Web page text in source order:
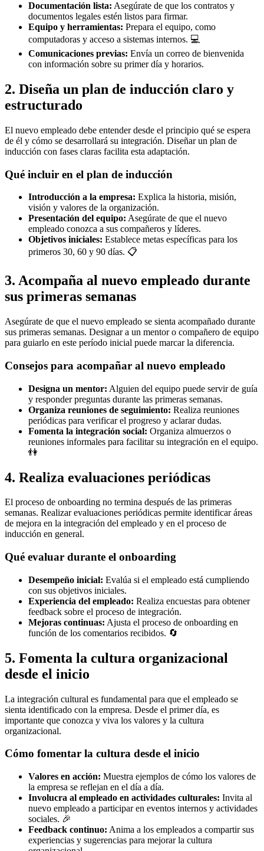
Documentación lista: Asegúrate de que los contratos y
documentos legales estén listos para firmar.
Equipo y herramientas: Prepara el equipo, como
computadoras y acceso a sistemas internos. 💻
Comunicaciones previas: Envía un correo de bienvenida
con información sobre su primer día y horarios.
2. Diseña un plan de inducción claro y
estructurado
El nuevo empleado debe entender desde el principio qué se espera
de él y cómo se desarrollará su integración. Diseñar un plan de
inducción con fases claras facilita esta adaptación.
Qué incluir en el plan de inducción
Introducción a la empresa: Explica la historia, misión,
visión y valores de la organización.
Presentación del equipo: Asegúrate de que el nuevo
empleado conozca a sus compañeros y líderes.
Objetivos iniciales: Establece metas específicas para los
primeros 30, 60 y 90 días. 📋
3. Acompaña al nuevo empleado durante
sus primeras semanas
Asegúrate de que el nuevo empleado se sienta acompañado durante
sus primeras semanas. Designar a un mentor o compañero de equipo
para guiarlo en este período inicial puede marcar la diferencia.
Consejos para acompañar al nuevo empleado
Designa un mentor: Alguien del equipo puede servir de guía
y responder preguntas durante las primeras semanas.
Organiza reuniones de seguimiento: Realiza reuniones
periódicas para verificar el progreso y aclarar dudas.
Fomenta la integración social: Organiza almuerzos o
reuniones informales para facilitar su integración en el equipo.
👫
4. Realiza evaluaciones periódicas
El proceso de onboarding no termina después de las primeras
semanas. Realizar evaluaciones periódicas permite identificar áreas
de mejora en la integración del empleado y en el proceso de
inducción en general.
Qué evaluar durante el onboarding
Desempeño inicial: Evalúa si el empleado está cumpliendo
con sus objetivos iniciales.
Experiencia del empleado: Realiza encuestas para obtener
feedback sobre el proceso de integración.
Mejoras continuas: Ajusta el proceso de onboarding en
función de los comentarios recibidos. 🔄
5. Fomenta la cultura organizacional
desde el inicio
La integración cultural es fundamental para que el empleado se
sienta identificado con la empresa. Desde el primer día, es
importante que conozca y viva los valores y la cultura
organizacional.
Cómo fomentar la cultura desde el inicio
Valores en acción: Muestra ejemplos de cómo los valores de
la empresa se reflejan en el día a día.
Involucra al empleado en actividades culturales: Invita al
nuevo empleado a participar en eventos internos y actividades
sociales. 🎉
Feedback continuo: Anima a los empleados a compartir sus
experiencias y sugerencias para mejorar la cultura